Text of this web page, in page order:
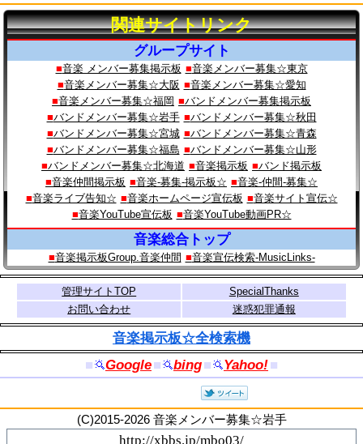
関連サイトリンク
グループサイト
音楽 メンバー募集掲示板
音楽メンバー募集☆東京
音楽メンバー募集☆大阪
音楽メンバー募集☆愛知
音楽メンバー募集☆福岡
バンドメンバー募集掲示板
バンドメンバー募集☆岩手
バンドメンバー募集☆秋田
バンドメンバー募集☆宮城
バンドメンバー募集☆青森
バンドメンバー募集☆福島
バンドメンバー募集☆山形
バンドメンバー募集☆北海道
音楽掲示板
バンド掲示板
音楽仲間掲示板
音楽-募集-掲示板☆
音楽-仲間-募集☆
音楽ライブ告知☆
音楽ホームページ宣伝板
音楽サイト宣伝☆
音楽YouTube宣伝板
音楽YouTube動画PR☆
音楽総合トップ
音楽掲示板Group.音楽仲間 音楽宣伝検索‐MusicLinks‐
管理サイトTOP
SpecialThanks
お問い合わせ
迷惑犯罪通報
音楽掲示板☆全検索機
■
Google■ bing■ Yahoo!■
(C)2015-2026 音楽メンバー募集☆岩手